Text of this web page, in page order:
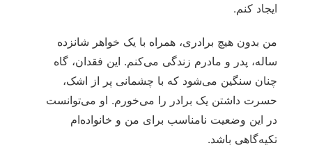
ایجاد کنم.
من بدون هیچ برادری، همراه با یک خواهر شانزده
ساله، پدر و مادرم زندگی می‌کنم. این فقدان، گاه
چنان سنگین می‌شود که با چشمانی پر از اشک،
حسرت داشتن یک برادر را می‌خورم. او می‌توانست
در این وضعیت نامناسب برای من و خانواده‌ام
تکیه‌گاهی باشد.